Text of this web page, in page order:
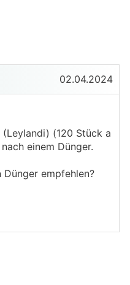
02.04.2024
(120 Stück a
einem Dünger.
Dünger empfehlen?